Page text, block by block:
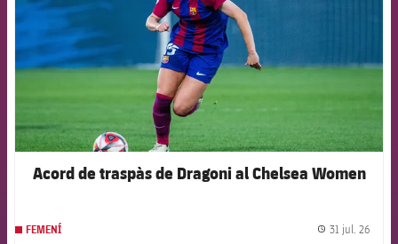
Acord de traspàs de Dragoni al Chelsea Women
FEMENÍ 31 jul. 26